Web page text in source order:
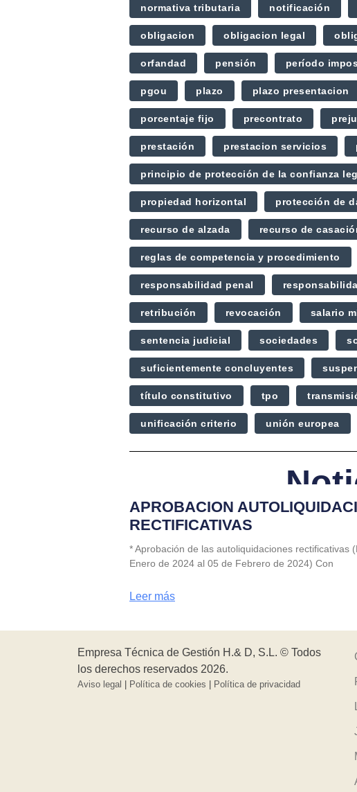
normativa tributaria notificación
obligacion obligacion legal
orfandad pensión período
pgou plazo plazo presentacion
porcentaje fijo precontrato
prestación prestacion servicios
principio de protección de la confianza
propiedad horizontal protección de
recurso de alzada recurso de
reglas de competencia y procedimiento
responsabilidad penal
retribución revocación salario
sentencia judicial sociedades
suficientemente concluyentes
título constitutivo tpo
unificación criterio unión europea
APROBACION
RECTIFICATIVAS
* Aprobación de las autoliquidaciones rectificativas
Enero de 2024 al 05 de Febrero de 2024) Con
Leer más
Empresa Técnica de Gestión H.& D, S.L. © Todos
los derechos reservados 2026.
Aviso legal Política de cookies Política de privacidad